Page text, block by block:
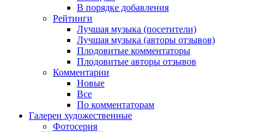
В порядке добавления
Рейтинги
Лучшая музыка (посетители)
Лучшая музыка (авторы отзывов)
Плодовитые комментаторы
Плодовитые авторы отзывов
Комментарии
Новые
Все
По комментаторам
Галереи художественные
Фотосерия